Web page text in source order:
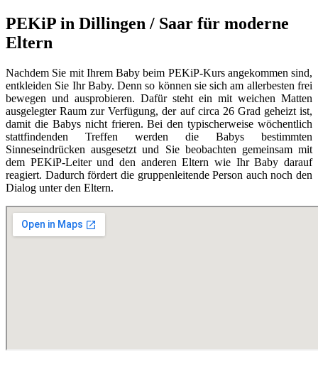
PEKiP in Dillingen / Saar für moderne
Eltern
Nachdem Sie mit Ihrem Baby beim PEKiP-Kurs angekommen sind,
entkleiden Sie Ihr Baby. Denn so können sie sich am allerbesten frei
bewegen und ausprobieren. Dafür steht ein mit weichen Matten
ausgelegter Raum zur Verfügung, der auf circa 26 Grad geheizt ist,
damit die Babys nicht frieren. Bei den typischerweise wöchentlich
stattfindenden Treffen werden die Babys bestimmten
Sinneseindrücken ausgesetzt und Sie beobachten gemeinsam mit
dem PEKiP-Leiter und den anderen Eltern wie Ihr Baby darauf
reagiert. Dadurch fördert die gruppenleitende Person auch noch den
Dialog unter den Eltern.